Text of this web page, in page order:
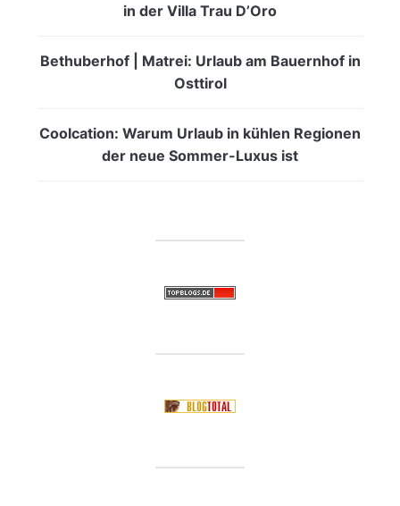
in der Villa Trau D’Oro
Bethuberhof | Matrei: Urlaub am Bauernhof in
Osttirol
Coolcation: Warum Urlaub in kühlen Regionen
der neue Sommer-Luxus ist